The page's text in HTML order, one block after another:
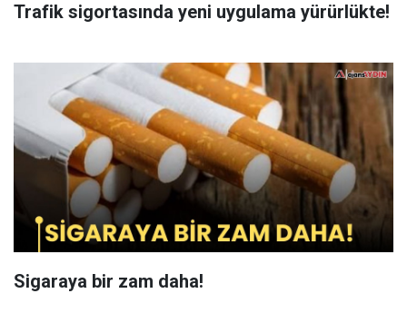
Trafik sigortasında yeni uygulama yürürlükte!
Sigaraya bir zam daha!